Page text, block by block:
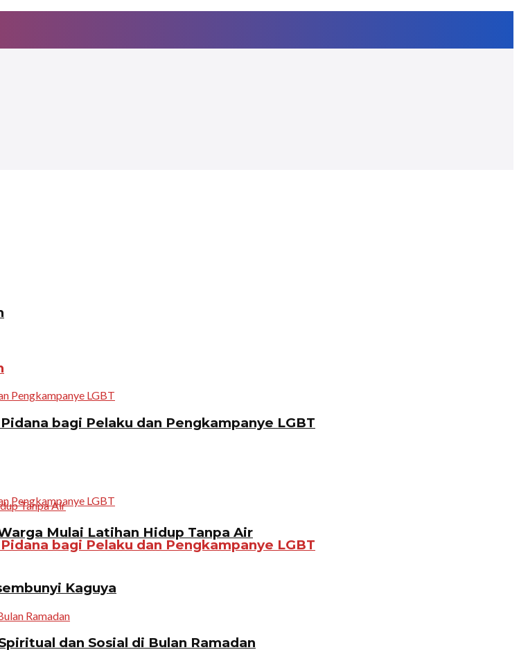
bagi Pelaku dan Pengkampanye LGBT
bagi Pelaku dan Pengkampanye LGBT
Mulai Latihan Hidup Tanpa Air
Kaguya
dan Sosial di Bulan Ramadan